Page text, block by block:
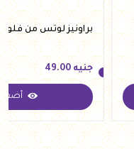
براونيز لوتس من
جنيه
جنيه 49.00
أضف